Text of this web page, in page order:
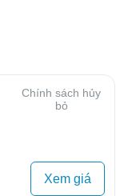
Chính sách hủy
bỏ
Xem giá